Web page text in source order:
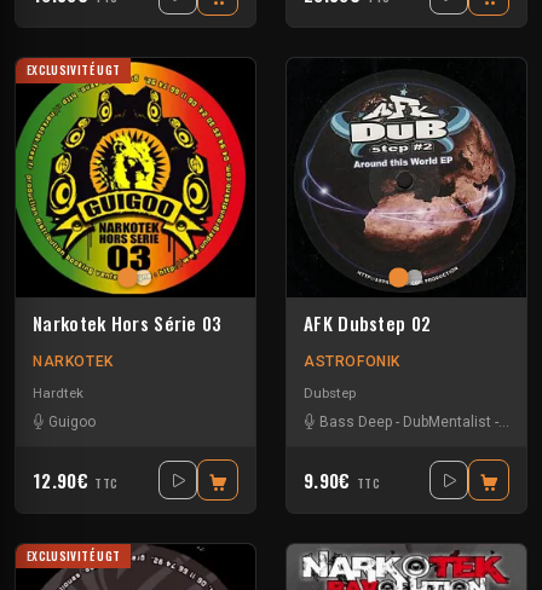
EXCLUSIVITÉ UGT
Narkotek Hors Série 03
NARKOTEK
Hardtek
Guigoo
12.90€ TTC
AFK Dubstep 02
ASTROFONIK
Dubstep
Bass Deep - DubMentalist -
9.90€ TTC
EXCLUSIVITÉ UGT